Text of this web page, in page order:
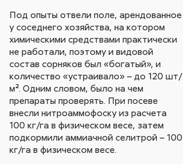
Под опыты отвели поле, арендованное
у соседнего хозяйства, на котором
химическими средствами практически
не работали, поэтому и видовой
состав сорняков был «богатый», и
количество «устраивало» – до 120 шт/
м². Одним словом, было на чем
препараты проверять. При посеве
внесли нитроаммофоску из расчета
100 кг/га в физическом весе, затем
подкормили аммиачной селитрой – 100
кг/га в физическом весе.